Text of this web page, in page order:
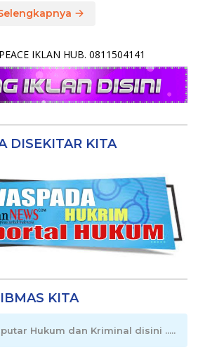
IKLAN HUB. 0811504141
DISEKITAR KITA
KITA
Hukum dan Kriminal disini .....